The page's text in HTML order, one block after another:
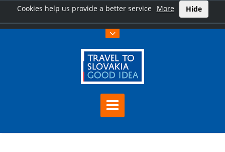
Cookies help us provide a better service More Hide
Aratási ünnep – Kenyérrel és borral